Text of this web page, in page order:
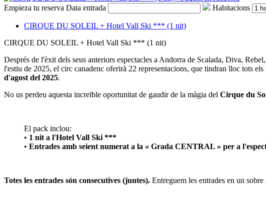
Empieza tu reserva Data entrada Habitacions
CIRQUE DU SOLEIL + Hotel Vall Ski *** (1 nit)
CIRQUE DU SOLEIL + Hotel Vall Ski *** (1 nit)
Després de l'èxit dels seus anteriors espectacles a Andorra de Scalada, Diva,
l'estiu de 2025, el circ canadenc oferirà 22 representacions, que tindran lloc tots
d'agost del 2025.
No us perdeu aquesta increïble oportunitat de gaudir de la màgia del Cirque du
El pack inclou:
• 1 nit a l'Hotel Vall Ski ***
• Entrades amb seient numerat a la « Grada CENTRAL » per a
Totes les entrades són consecutives (juntes). Entreguem les entrades en un